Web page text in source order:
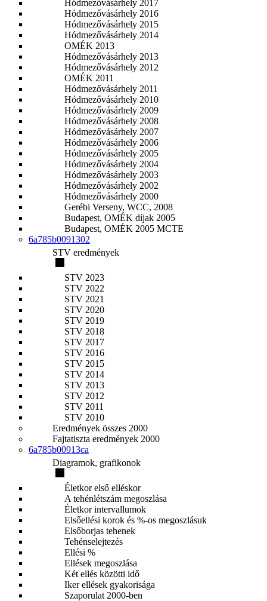
Hódmezővásárhely 2017
Hódmezővásárhely 2016
Hódmezővásárhely 2015
Hódmezővásárhely 2014
OMÉK 2013
Hódmezővásárhely 2013
Hódmezővásárhely 2012
OMÉK 2011
Hódmezővásárhely 2011
Hódmezővásárhely 2010
Hódmezővásárhely 2009
Hódmezővásárhely 2008
Hódmezővásárhely 2007
Hódmezővásárhely 2006
Hódmezővásárhely 2005
Hódmezővásárhely 2004
Hódmezővásárhely 2003
Hódmezővásárhely 2002
Hódmezővásárhely 2000
Gerébi Verseny, WCC, 2008
Budapest, OMÉK díjak 2005
Budapest, OMÉK 2005 MCTE
6a785b0091302
STV eredmények
STV 2023
STV 2022
STV 2021
STV 2020
STV 2019
STV 2018
STV 2017
STV 2016
STV 2015
STV 2014
STV 2013
STV 2012
STV 2011
STV 2010
Eredmények összes 2000
Fajtatiszta eredmények 2000
6a785b00913ca
Diagramok, grafikonok
Életkor első elléskor
A tehénlétszám megoszlása
Életkor intervallumok
Elsőellési korok és %-os megoszlásuk
Elsőborjas tehenek
Tehénselejtezés
Ellési %
Ellések megoszlása
Két ellés közötti idő
Iker ellések gyakorisága
Szaporulat 2000-ben